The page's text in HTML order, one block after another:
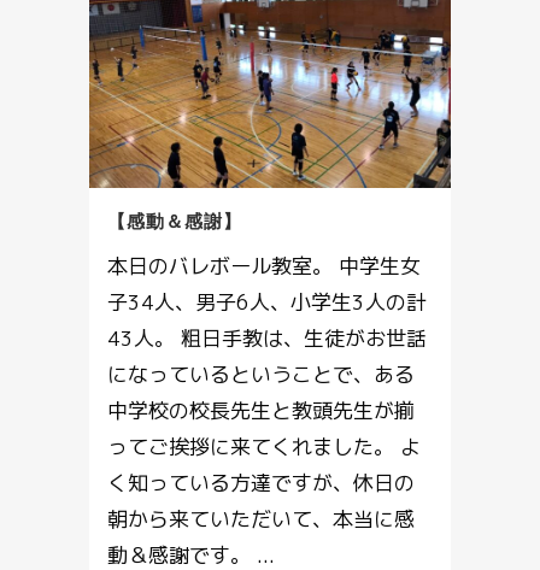
【感動＆感謝】
本日のバレボール教室。 中学生女
子34人、男子6人、小学生3人の計
43人。 粗日手教は、生徒がお世話
になっているということで、ある
中学校の校長先生と教頭先生が揃
ってご挨拶に来てくれました。 よ
く知っている方達ですが、休日の
朝から来ていただいて、本当に感
動＆感謝です。 ...